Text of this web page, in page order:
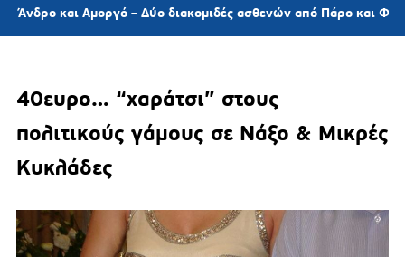
Αμοργό – Δύο διακομιδές ασθενών από Πάρο και Φολέγανδρο
40ευρο… “χαράτσι” στους
πολιτικούς γάμους σε Νάξο & Μικρές
Κυκλάδες